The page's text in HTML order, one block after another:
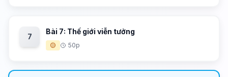
7
Bài 7: Thế giới viễn tưởng
🟡 50p